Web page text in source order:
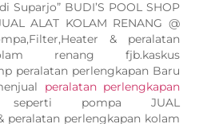
Suparjo” BUDI’S POOL SHOP
ALAT KOLAM RENANG @
& peralatan
renang fjb.kaskus
peralatan perlengkapan Baru
peralatan perlengkapan
pompa JUAL
peralatan perlengkapan kolam